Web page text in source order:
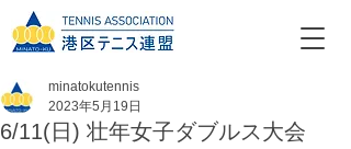
6/11(日) 壮年女子ダブルス大会
minatokutennis
2023年5月19日